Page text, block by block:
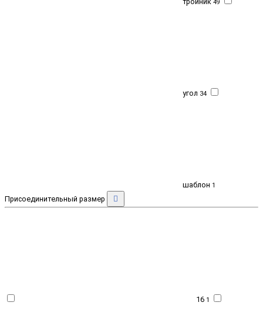
49
угол 34
шаблон 1
Присоединительный размер
16 1